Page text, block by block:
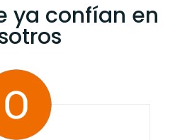
ya confían en